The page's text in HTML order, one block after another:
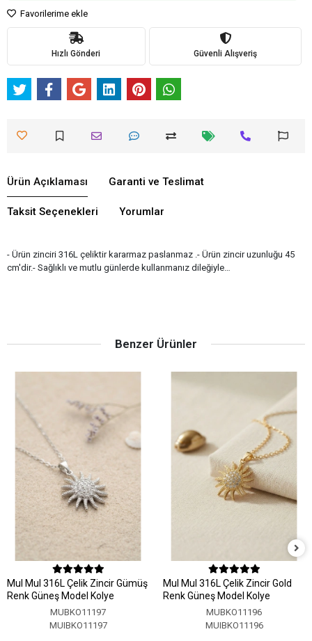
Favorilerime ekle
Hızlı Gönderi Güvenli Alışveriş
Ürün Açıklaması Garanti ve Teslimat
Taksit Seçenekleri Yorumlar
- Ürün zinciri 316L çeliktir kararmaz paslanmaz .- Ürün zincir uzunluğu 45
cm'dir.- Sağlıklı ve mutlu günlerde kullanmanız dileğiyle…
Benzer Ürünler
MuI MuI 316L Çelik Zincir Gümüş
Renk Güneş Model Kolye
MUBKO11197
MUIBKO11197
MuI MuI 316L Çelik Zincir Gold
Renk Güneş Model Kolye
MUBKO11196
MUIBKO11196